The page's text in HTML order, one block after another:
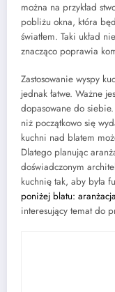
można na przykład
pobliżu okna, która
światłem. Taki układ
znacząco poprawia
Zastosowanie wyspy
jednak łatwe. Ważne
dopasowane do
niż początkowo się
kuchni nad blatem
Dlatego planując
doświadczonym
kuchnię tak, aby była
poniżej blatu:
interesujący temat do